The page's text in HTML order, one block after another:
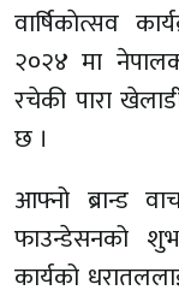
वार्षिकाेत्सव
२०२४ मा
रचेकी पारा
छ ।
आफ्नो ब्रान्ड
फाउन्डेसनको
कार्यको